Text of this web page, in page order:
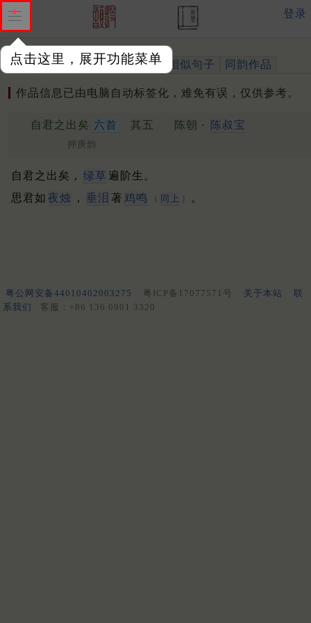
点击这里，展开功能菜单
登录
作品 标注四声 出处、引用 相似句子 同韵作品
作品信息已由电脑自动标签化，难免有误，仅供参考。
自君之出矣 六首 其五 陈朝 · 陈叔宝
押庚韵
自君之出矣， 绿草 遍阶生。
思君如 夜烛 ， 垂泪 著 鸡鸣 （ 同上 ） 。
粤公网安备44010402003275 粤ICP备17077571号 关于本站
联
系我们
客服：+86 136 0901 3320